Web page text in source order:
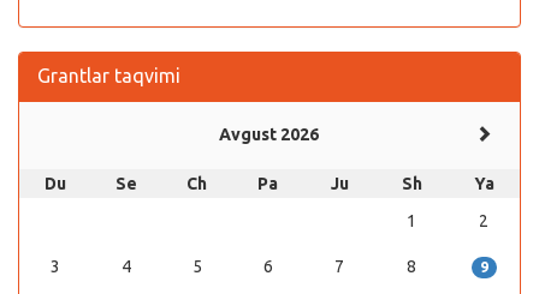
Grantlar taqvimi
Avgust 2026
Du Se Ch Pa Ju Sh
Ya
1
2
3 4 5 6 7 8 9